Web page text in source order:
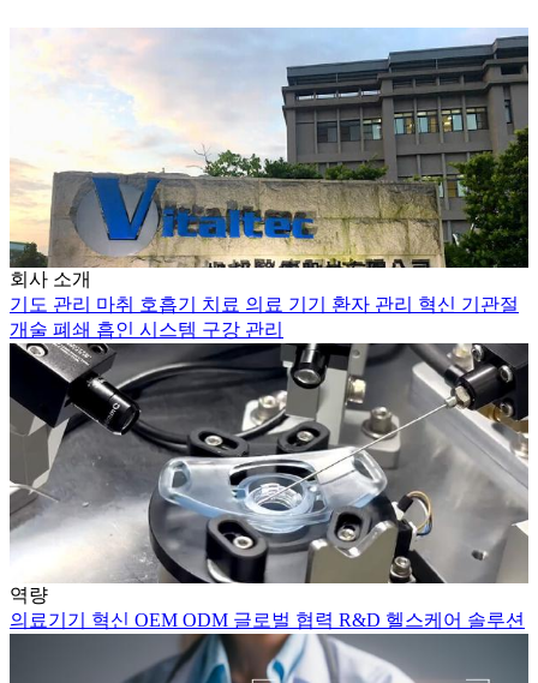
회사 소개
기도 관리 마취 호흡기 치료 의료 기기 환자 관리 혁신 기관절
개술 폐쇄 흡인 시스템 구강 관리
역량
의료기기 혁신 OEM ODM 글로벌 협력 R&D 헬스케어 솔루션